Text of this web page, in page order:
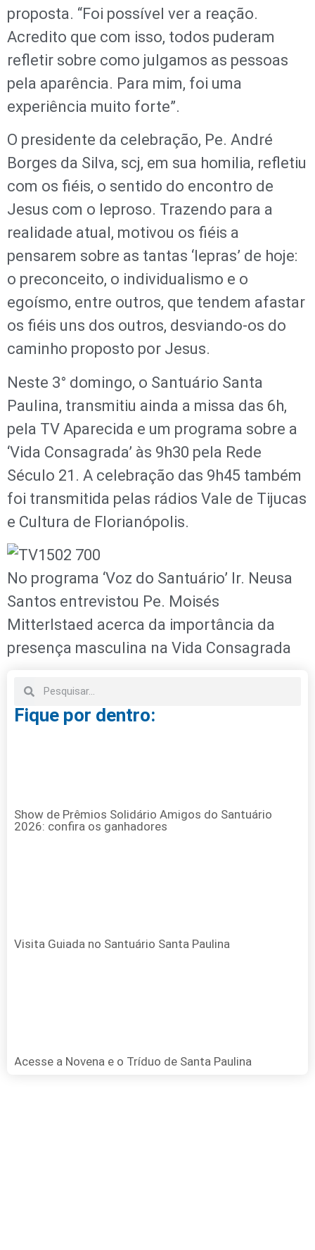
proposta. “Foi possível ver a reação.
Acredito que com isso, todos puderam
refletir sobre como julgamos as pessoas
pela aparência. Para mim, foi uma
experiência muito forte”.
O presidente da celebração, Pe. André
Borges da Silva, scj, em sua homilia, refletiu
com os fiéis, o sentido do encontro de
Jesus com o leproso. Trazendo para a
realidade atual, motivou os fiéis a
pensarem sobre as tantas ‘lepras’ de hoje:
o preconceito, o individualismo e o
egoísmo, entre outros, que tendem afastar
os fiéis uns dos outros, desviando-os do
caminho proposto por Jesus.
Neste 3° domingo, o Santuário Santa
Paulina, transmitiu ainda a missa das 6h,
pela TV Aparecida e um programa sobre a
‘Vida Consagrada’ às 9h30 pela Rede
Século 21. A celebração das 9h45 também
foi transmitida pelas rádios Vale de Tijucas
e Cultura de Florianópolis.
No programa ‘Voz do Santuário’ Ir. Neusa
Santos entrevistou Pe. Moisés
Mitterlstaed acerca da importância da
presença masculina na Vida Consagrada
Fique por dentro:
Show de Prêmios Solidário Amigos do Santuário
2026: confira os ganhadores
Visita Guiada no Santuário Santa Paulina
Acesse a Novena e o Tríduo de Santa Paulina